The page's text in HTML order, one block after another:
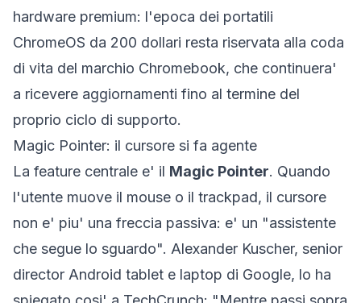
hardware premium: l'epoca dei portatili
ChromeOS da 200 dollari resta riservata alla coda
di vita del marchio Chromebook, che continuera'
a ricevere aggiornamenti fino al termine del
proprio ciclo di supporto.
Magic Pointer: il cursore si fa agente
La feature centrale e' il Magic Pointer. Quando
l'utente muove il mouse o il trackpad, il cursore
non e' piu' una freccia passiva: e' un "assistente
che segue lo sguardo". Alexander Kuscher, senior
director Android tablet e laptop di Google, lo ha